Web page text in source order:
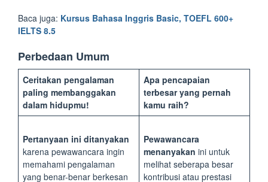
Baca juga: Kursus Bahasa Inggris Basic, TOEFL 600+
IELTS 8.5
Perbedaan Umum
Ceritakan pengalaman
paling membanggakan
dalam hidupmu!
Apa pencapaian
terbesar yang pernah
kamu raih?
Pertanyaan ini ditanyakan
karena pewawancara ingin
memahami pengalaman
yang benar-benar berkesan
Pewawancara
menanyakan ini untuk
melihat seberapa besar
kontribusi atau prestasi